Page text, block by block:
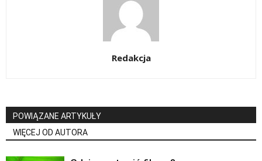
Redakcja
POWIĄZANE ARTYKUŁY
WIĘCEJ OD AUTORA